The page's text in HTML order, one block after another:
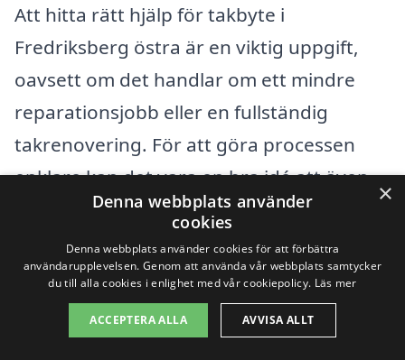
Att hitta rätt hjälp för takbyte i
Fredriksberg östra är en viktig uppgift,
oavsett om det handlar om ett mindre
reparationsjobb eller en fullständig
takrenovering. För att göra processen
enklare kan det vara en bra idé att även
titta på närliggande städer där du kan
hitta professionella takläggare med bra
omdömen och prisvärda erbjudanden. I
närområdet finns flera städer att
överväga.
×
Denna webbplats använder
cookies
Denna webbplats använder cookies för att förbättra
användarupplevelsen. Genom att använda vår webbplats samtycker
du till alla cookies i enlighet med vår cookiepolicy. Läs mer
ACCEPTERA ALLA AVVISA ALLT